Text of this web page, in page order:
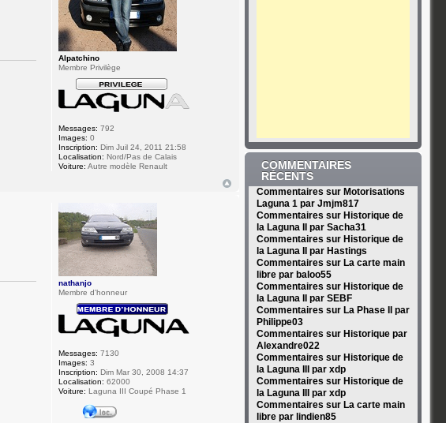
Alpatchino
Membre Privilège
Messages: 792
Images: 0
Inscription: Dim Juil 24, 2011 21:58
Localisation: Nord/Pas de Calais
Voiture: Autre modèle Renault
nathanjo
Membre d'honneur
Messages: 7130
Images: 3
Inscription: Dim Mar 30, 2008 14:37
Localisation: 62000
Voiture: Laguna III Coupé Phase 1
COMMENTAIRES
RÉCENTS
Commentaires sur Motorisations
Laguna 1 par Jmjm817
Commentaires sur Historique de
la Laguna II par Sacha31
Commentaires sur Historique de
la Laguna II par Hastings
Commentaires sur La carte main
libre par baloo55
Commentaires sur Historique de
la Laguna II par SEBF
Commentaires sur La Phase II par
Philippe03
Commentaires sur Historique par
Alexandre022
Commentaires sur Historique de
la Laguna III par xdp
Commentaires sur Historique de
la Laguna III par xdp
Commentaires sur La carte main
libre par lindien85